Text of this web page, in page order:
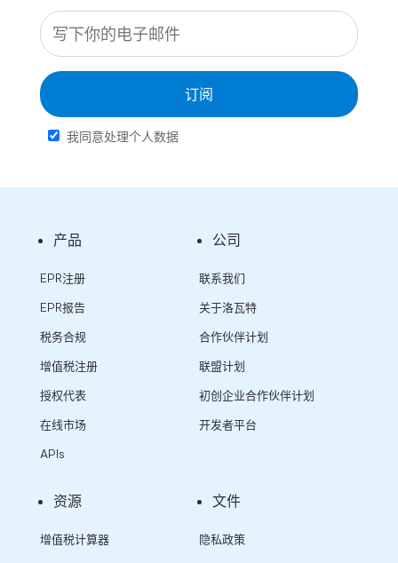
订阅
我同意处理个人数据
产品
EPR注册
EPR报告
税务合规
增值税注册
授权代表
在线市场
APIs
公司
联系我们
关于洛瓦特
合作伙伴计划
联盟计划
初创企业合作伙伴计划
开发者平台
资源
增值税计算器
文件
隐私政策